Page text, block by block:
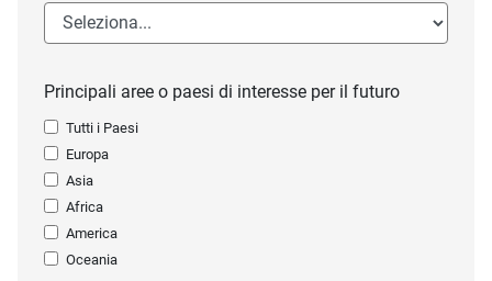
Principali aree o paesi di interesse per il futuro
Tutti i Paesi
Europa
Asia
Africa
America
Oceania